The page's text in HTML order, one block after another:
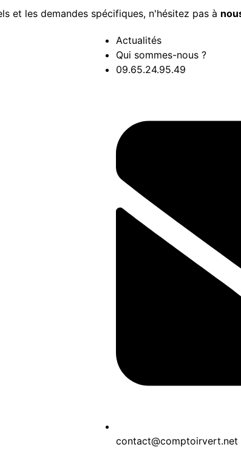
et les demandes spécifiques, n'hésitez pas à
Actualités
Qui sommes-nous ?
09.65.24.95.49
contact@comptoirvert.net